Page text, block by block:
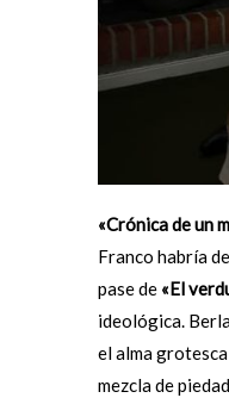
«Crónica de un
Franco habría
pase de «El
ideológica.
el alma
mezcla de